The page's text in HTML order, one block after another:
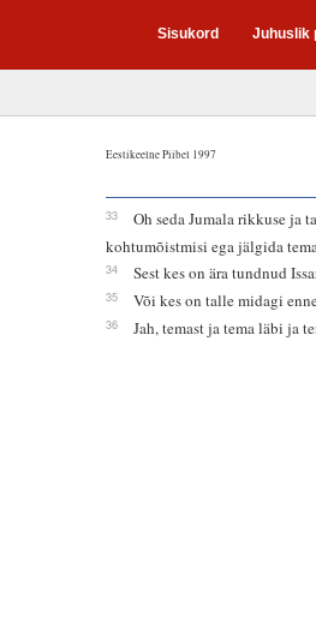
Sisukord Juhuslik
Eestikeelne Piibel 1997
33
Oh seda Jumala rikkuse ja
kohtumõistmisi ega jälgida
34 Sest kes on ära tundnud
35 Või kes on talle midagi
36 Jah, temast ja tema läbi ja